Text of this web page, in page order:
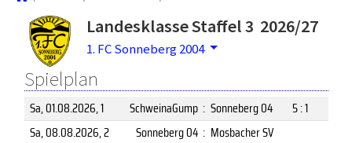
Landesklasse Staffel 3 2026/27
1. FC Sonneberg 2004
Spielplan
Sa, 01.08.2026, 1 SchweinaGump : Sonneberg 04
5 : 1
Sa, 08.08.2026, 2 Sonneberg 04 : Mosbacher SV